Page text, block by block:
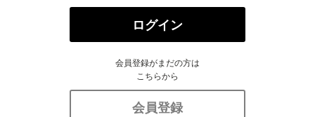
ログイン
会員登録がまだの方は
こちらから
会員登録